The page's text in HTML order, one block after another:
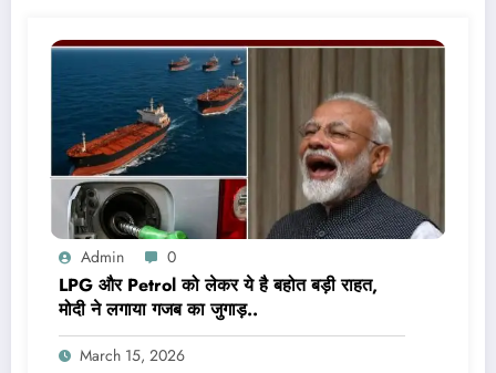
Admin 0
LPG और Petrol को लेकर ये है बहोत बड़ी राहत,
मोदी ने लगाया गजब का जुगाड़..
March 15, 2026